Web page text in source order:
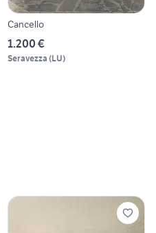
Cancello
1.200 €
Seravezza (LU)